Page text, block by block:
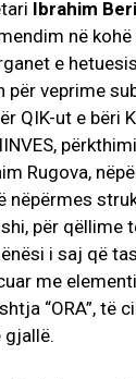
Ibrahim
në
e
për veprime
QIK-ut e bëri
Rugova,
nëpërmes
për qëllime
i saj që
me
“ORA”, të
gjallë.